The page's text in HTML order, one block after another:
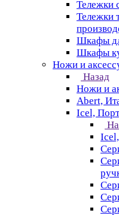
Тележки
Тележки
Шкафы
Шкафы
Ножи и
Назад
Ножи и
Abert,
Icel,